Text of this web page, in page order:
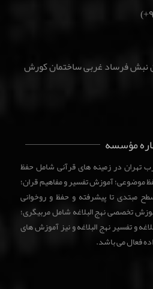
نبش فرساد غربی ساختمان کورش
مؤسسه
تهران در زمینه های قرآنی شامل حفظ
موضوعی؛ آموزش تفسیر و مفاهیم قران؛
مبتدی تا پیشرفته و حفظ و روخوانی
تخصصی نهج البلاغه شامل مربیگری؛
و تفسیر نهج البلاغه و نیز آموزش های
فعال می باشد.